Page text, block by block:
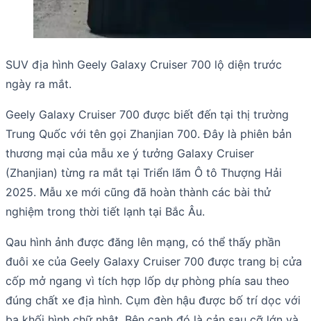
SUV địa hình Geely Galaxy Cruiser 700 lộ diện trước
ngày ra mắt.
Geely Galaxy Cruiser 700 được biết đến tại thị trường
Trung Quốc với tên gọi Zhanjian 700. Đây là phiên bản
thương mại của mẫu xe ý tưởng Galaxy Cruiser
(Zhanjian) từng ra mắt tại Triển lãm Ô tô Thượng Hải
2025. Mẫu xe mới cũng đã hoàn thành các bài thử
nghiệm trong thời tiết lạnh tại Bắc Âu.
Qau hình ảnh được đăng lên mạng, có thể thấy phần
đuôi xe của Geely Galaxy Cruiser 700 được trang bị cửa
cốp mở ngang vì tích hợp lốp dự phòng phía sau theo
đúng chất xe địa hình. Cụm đèn hậu được bố trí dọc với